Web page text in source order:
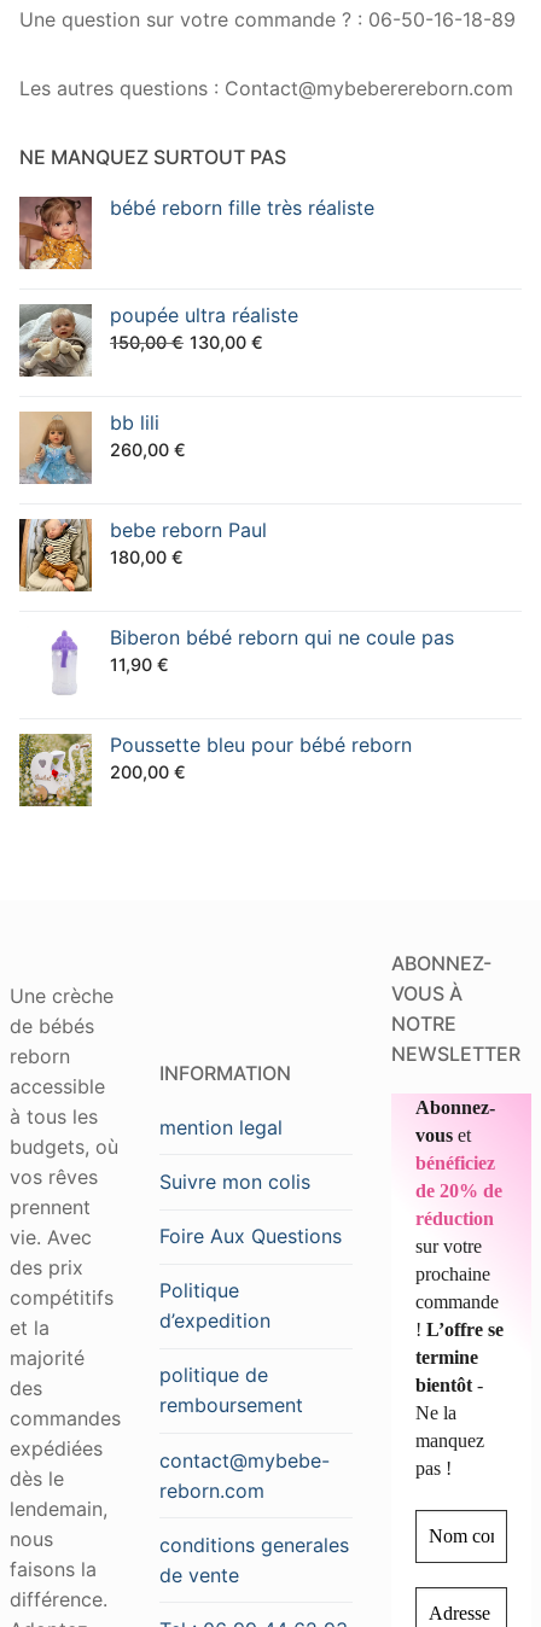
Une question sur votre commande ? : 06-50-16-18-89
Les autres questions : Contact@mybeberereborn.com
NE MANQUEZ SURTOUT PAS
bébé reborn fille très réaliste
poupée ultra réaliste
150,00€ Le
130,00 €
bb lili
260,00 €
bebe reborn Paul
180,00 €
Biberon bébé reborn qui ne coule pas
11,90 €
Poussette bleu pour bébé reborn
200,00 €
Une crèche
de bébés
reborn
accessible
à tous les
budgets, où
vos rêves
prennent
vie. Avec
des prix
compétitifs
et la
majorité
des
commandes
expédiées
dès le
lendemain,
nous
faisons la
différence.
INFORMATION
mention legal
Suivre mon colis
Foire Aux Questions
Politique
d’expedition
politique de
remboursement
contact@mybebe-
reborn.com
conditions generales
de vente
ABONNEZ-
VOUS À
NOTRE
NEWSLETTER
Abonnez-
vous et
bénéficiez
de 20% de
réduction
sur votre
prochaine
commande
! L’offre se
termine
bientôt -
Ne la
manquez
pas !